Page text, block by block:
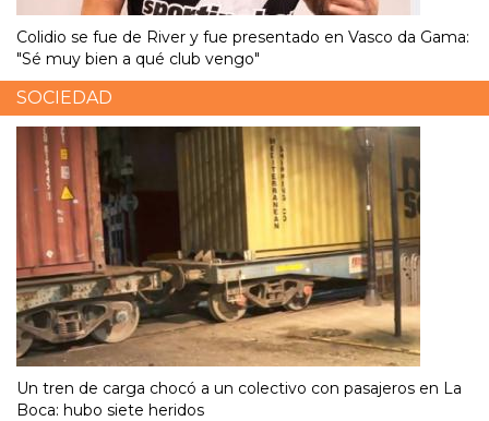
Colidio se fue de River y fue presentado en Vasco da Gama:
"Sé muy bien a qué club vengo"
SOCIEDAD
Un tren de carga chocó a un colectivo con pasajeros en La
Boca: hubo siete heridos